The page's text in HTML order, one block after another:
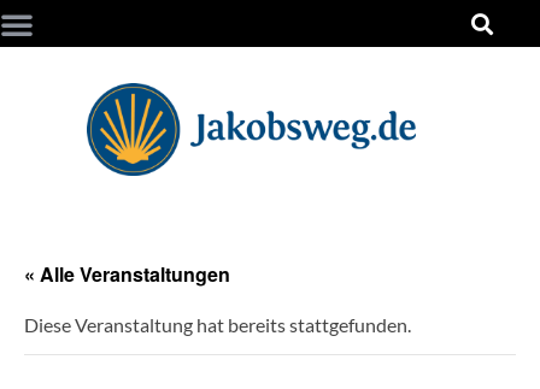
« Alle Veranstaltungen
Diese Veranstaltung hat bereits stattgefunden.